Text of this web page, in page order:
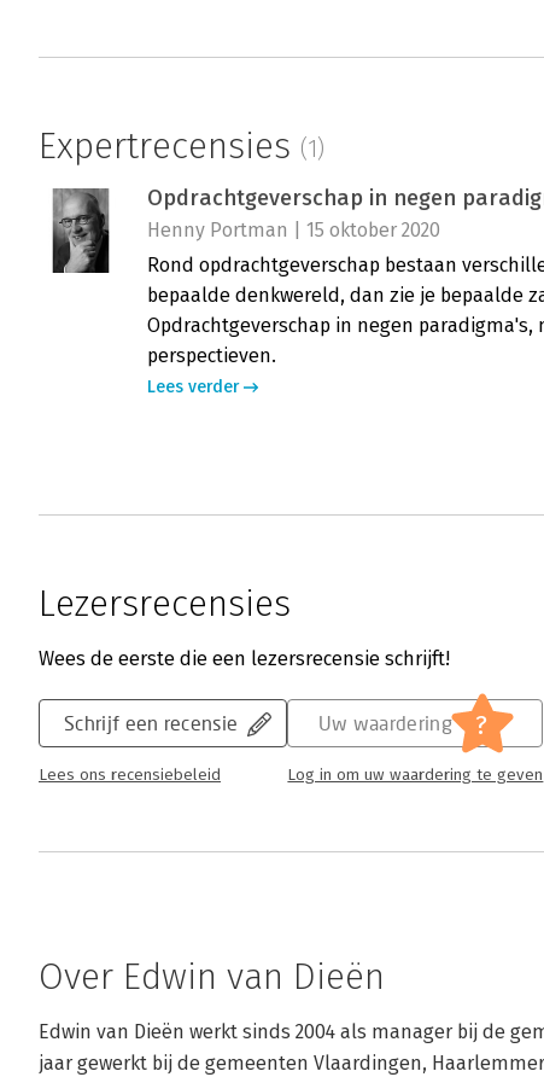
Expertrecensies (1)
Opdrachtgeverschap in negen
Henny Portman | 15 oktober 2020
Rond opdrachtgeverschap bestaan
bepaalde denkwereld, dan zie je bepaalde
Opdrachtgeverschap in negen
perspectieven.
Lees verder
Lezersrecensies
Wees de eerste die een lezersrecensie schrijft!
Schrijf een recensie
Lees ons recensiebeleid
Uw waardering ?
Log in om uw waardering te geven
Over Edwin van Dieën
Edwin van Dieën werkt sinds 2004 als manager bij de
jaar gewerkt bij de gemeenten Vlaardingen,